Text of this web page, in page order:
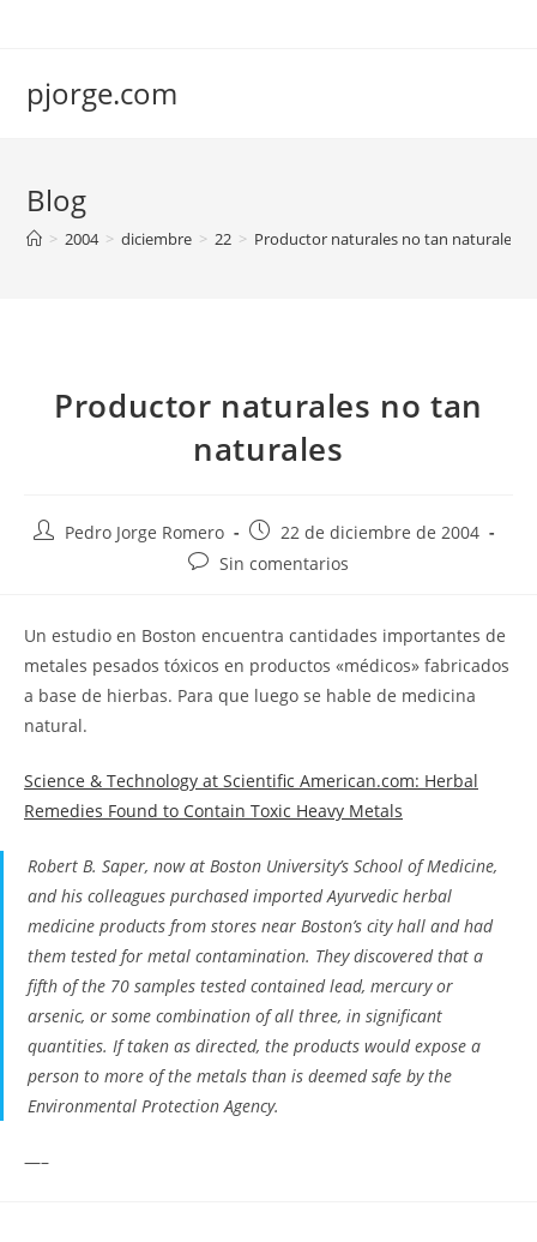
pjorge.com
Blog
> 2004 > diciembre > 22 > Productor naturales no tan naturales
Productor naturales no tan
naturales
AutorPedro Jorge Romero
Publicación
de
22 de diciembre de 2004
Comentarios
entrada:
Sin comentarios
Un estudio en Boston encuentra cantidades importantes de
metales pesados tóxicos en productos «médicos» fabricados
a base de hierbas. Para que luego se hable de medicina
natural.
Science & Technology at Scientific American.com: Herbal
Remedies Found to Contain Toxic Heavy Metals
Robert B. Saper, now at Boston University’s School of Medicine,
and his colleagues purchased imported Ayurvedic herbal
medicine products from stores near Boston’s city hall and had
them tested for metal contamination. They discovered that a
fifth of the 70 samples tested contained lead, mercury or
arsenic, or some combination of all three, in significant
quantities. If taken as directed, the products would expose a
person to more of the metals than is deemed safe by the
Environmental Protection Agency.
—–